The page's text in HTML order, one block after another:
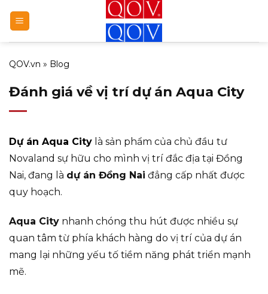
qua
nội
dung
QOV.vn » Blog
Đánh giá về vị trí dự án Aqua City
Dự án Aqua City là sản phẩm của chủ đầu tư
Novaland sự hữu cho mình vị trí đắc địa tại Đồng
Nai, đang là dự án Đồng Nai đẳng cấp nhất được
quy hoạch.
Aqua City nhanh chóng thu hút được nhiều sự
quan tâm từ phía khách hàng do vị trí của dự án
mang lại những yếu tố tiềm năng phát triển mạnh
mẽ.